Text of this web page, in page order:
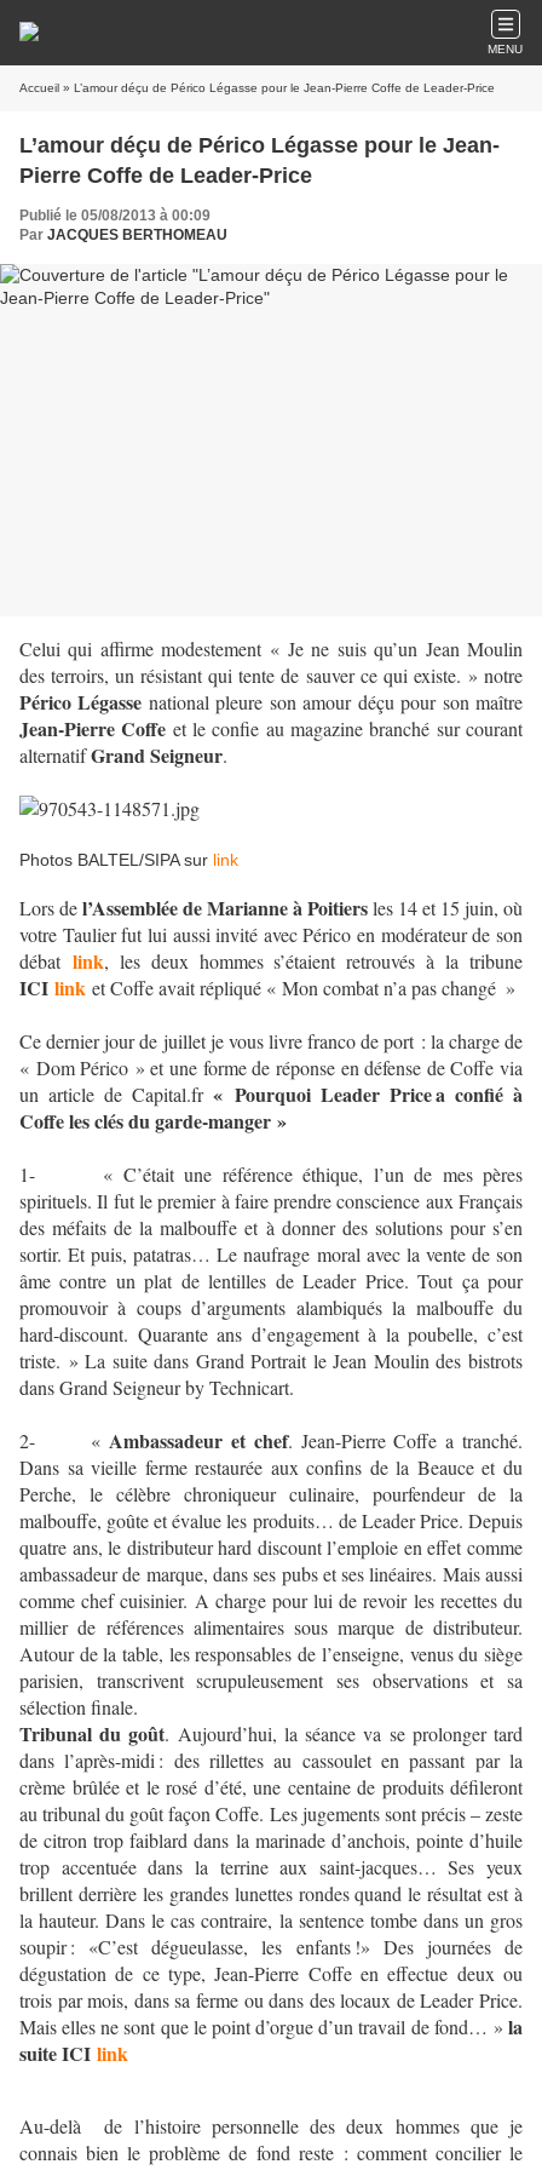
MENU
Accueil » L’amour déçu de Périco Légasse pour le Jean-Pierre Coffe de Leader-Price
L’amour déçu de Périco Légasse pour le Jean-
Pierre Coffe de Leader-Price
Publié le 05/08/2013 à 00:09
Par JACQUES BERTHOMEAU
Celui qui affirme modestement « Je ne suis qu’un Jean Moulin
des terroirs, un résistant qui tente de sauver ce qui existe. » notre
Périco Légasse national pleure son amour déçu pour son maître
Jean-Pierre Coffe et le confie au magazine branché sur courant
alternatifGrand Seigneur.
Photos BALTEL/SIPA sur link
Lors del’Assemblée de Marianne à Poitiersles 14 et 15 juin, où
votre Taulier fut lui aussi invité avec Périco en modérateur de son
débat link, les deux hommes s’étaient retrouvés à la tribune
ICI link et Coffe avait répliqué « Mon combat n’a pas changé »
Ce dernier jour de juillet je vous livre franco de port : la charge de
« Dom Périco » et une forme de réponse en défense de Coffe via
un article de Capital.fr« Pourquoi Leader Price a confié à
Coffe les clés du garde-manger »
1- « C’était une référence éthique, l’un de mes pères
spirituels. Il fut le premier à faire prendre conscience aux Français
des méfaits de la malbouffe et à donner des solutions pour s’en
sortir. Et puis, patatras… Le naufrage moral avec la vente de son
âme contre un plat de lentilles de Leader Price. Tout ça pour
promouvoir à coups d’arguments alambiqués la malbouffe du
hard-discount. Quarante ans d’engagement à la poubelle, c’est
triste. » La suite dans Grand Portrait le Jean Moulin des bistrots
dans Grand Seigneur by Technicart.
2- « Ambassadeur et chef. Jean-Pierre Coffe a tranché.
Dans sa vieille ferme restaurée aux confins de la Beauce et du
Perche, le célèbre chroniqueur culinaire, pourfendeur de la
malbouffe, goûte et évalue les produits… de Leader Price. Depuis
quatre ans, le distributeur hard discount l’emploie en effet comme
ambassadeur de marque, dans ses pubs et ses linéaires. Mais aussi
comme chef cuisinier. A charge pour lui de revoir les recettes du
millier de références alimentaires sous marque de distributeur.
Autour de la table, les responsables de l’enseigne, venus du siège
parisien, transcrivent scrupuleusement ses observations et sa
sélection finale.
Tribunal du goût. Aujourd’hui, la séance va se prolonger tard
dans l’après-midi : des rillettes au cassoulet en passant par la
crème brûlée et le rosé d’été, une centaine de produits défileront
au tribunal du goût façon Coffe. Les jugements sont précis – zeste
de citron trop faiblard dans la marinade d’anchois, pointe d’huile
trop accentuée dans la terrine aux saint-jacques… Ses yeux
brillent derrière les grandes lunettes rondes quand le résultat est à
la hauteur. Dans le cas contraire, la sentence tombe dans un gros
soupir : «C’est dégueulasse, les enfants !» Des journées de
dégustation de ce type, Jean-Pierre Coffe en effectue deux ou
trois par mois, dans sa ferme ou dans des locaux de Leader Price.
Mais elles ne sont que le point d’orgue d’un travail de fond… » la
suite ICI link
Au-delà de l’histoire personnelle des deux hommes que je
connais bien le problème de fond reste : comment concilier le